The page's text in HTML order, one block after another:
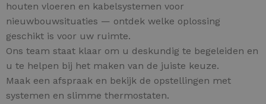
houten vloeren en kabelsystemen voor
nieuwbouwsituaties — ontdek welke oplossing
geschikt is voor uw ruimte.
Ons team staat klaar om u deskundig te begeleiden en
u te helpen bij het maken van de juiste keuze.
Maak een afspraak en bekijk de opstellingen met
systemen en slimme thermostaten.